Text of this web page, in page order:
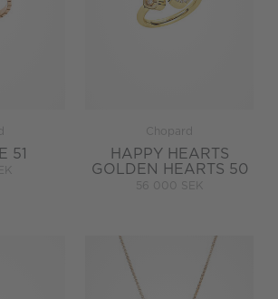
51
Chopard
HAPPY HEARTS
GOLDEN HEARTS 50
56 000 SEK